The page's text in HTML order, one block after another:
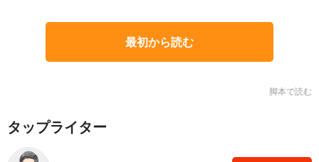
最初から読む
脚本で読む
タップライター